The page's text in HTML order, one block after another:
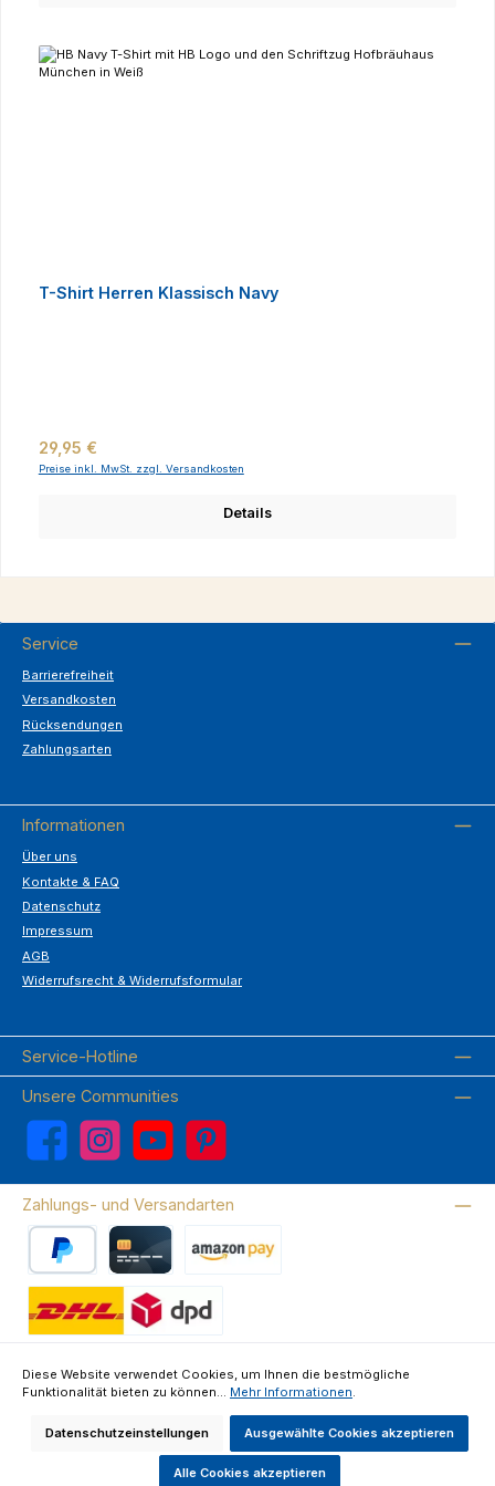
T-Shirt Herren Klassisch Navy
Regulärer Preis:
29,95 €
Preise inkl. MwSt. zzgl. Versandkosten
Details
Service
Barrierefreiheit
Versandkosten
Rücksendungen
Zahlungsarten
Informationen
Über uns
Kontakte & FAQ
Datenschutz
Impressum
AGB
Widerrufsrecht & Widerrufsformular
Service-Hotline
Unsere Communities
Facebook Instagram YouTube Pinterest
Zahlungs- und Versandarten
Über uns Kontakte & FAQ Datenschutz Impressum
Alle Preise inkl. gesetzl. Mehrwertsteuer zzgl.Versandkostenund ggf.
Nachnahmegebühren, wenn nicht anders angegeben.
Diese Website verwendet Cookies, um Ihnen die bestmögliche
Funktionalität bieten zu können... Mehr Informationen.
Datenschutzeinstellungen Ausgewählte Cookies akzeptieren
Alle Cookies akzeptieren